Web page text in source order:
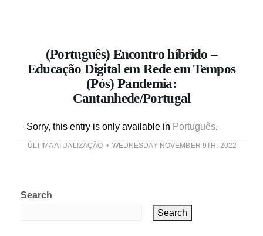
(Português) Encontro híbrido –
Educação Digital em Rede em Tempos
(Pós) Pandemia:
Cantanhede/Portugal
Sorry, this entry is only available in Português.
ÚLTIMA ATUALIZAÇÃO WEDNESDAY NOVEMBER 9TH, 2022
Search
Search